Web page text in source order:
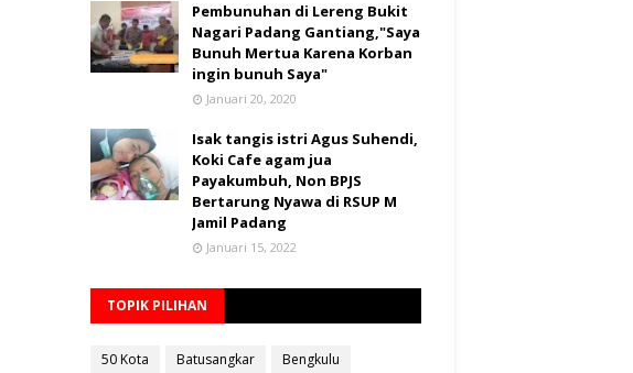
Pembunuhan di Lereng Bukit
Nagari Padang Gantiang,"Saya
Bunuh Mertua Karena Korban
ingin bunuh Saya"
Januari 20, 2020
Isak tangis istri Agus Suhendi,
Koki Cafe agam jua
Payakumbuh, Non BPJS
Bertarung Nyawa di RSUP M
Jamil Padang
Januari 15, 2022
TOPIK PILIHAN
50 Kota Batusangkar Bengkulu